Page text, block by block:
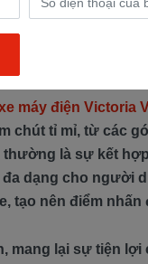
V88
máy điện Victoria
chút tỉ mỉ, từ các
là sự kết
dạng cho người
tạo nên điểm nhấn
mang lại sự tiện